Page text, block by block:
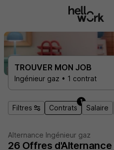
TROUVER MON JOB
Ingénieur gaz • 1 contrat
Filtres Contrats
1
Salaire
Alternance Ingénieur gaz
26 Offres d'Alternance